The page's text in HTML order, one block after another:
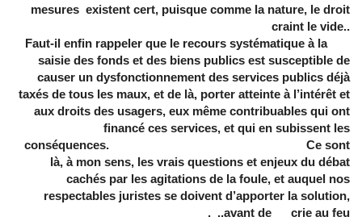
mesures existent cert, puisque comme la nature, le droit
craint le vide..
Faut-il enfin rappeler que le recours systématique à la
saisie des fonds et des biens publics est susceptible de
causer un dysfonctionnement des services publics déjà
taxés de tous les maux, et de là, porter atteinte à l’intérêt et
aux droits des usagers, eux même contribuables qui ont
financé ces services, et qui en subissent les
conséquences. Ce sont
là, à mon sens, les vrais questions et enjeux du débat
cachés par les agitations de la foule, et auquel nos
respectables juristes se doivent d’apporter la solution,
avant de crie au feu.. .